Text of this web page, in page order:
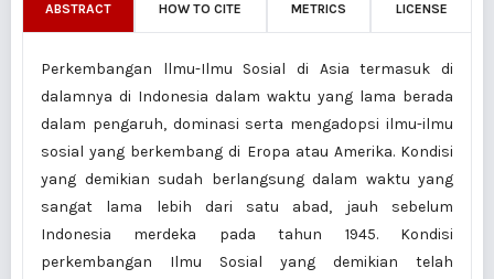
ABSTRACT HOW TO CITE METRICS LICENSE
Perkembangan llmu-Ilmu Sosial di Asia termasuk di
dalamnya di Indonesia dalam waktu yang lama berada
dalam pengaruh, dominasi serta mengadopsi ilmu-ilmu
sosial yang berkembang di Eropa atau Amerika. Kondisi
yang demikian sudah berlangsung dalam waktu yang
sangat lama lebih dari satu abad, jauh sebelum
Indonesia merdeka pada tahun 1945. Kondisi
perkembangan Ilmu Sosial yang demikian telah